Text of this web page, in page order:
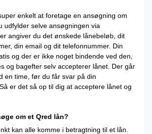
enkelt at foretage en ansøgning om
udfylder selve ansøgningen via
angiver du det ønskede lånebeløb, dit
din email og dit telefonnummer. Din
og der er ikke noget bindende ved den,
og bagefter selv accepterer lånet. Der går
en time, før du får svar på din
er det så op til dig at acceptere lånet og
om et Qred lån?
kan alle komme i betragtning til et lån.